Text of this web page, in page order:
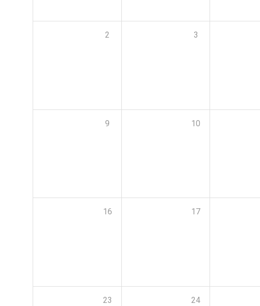
2 3
9 10
16 17
23 24